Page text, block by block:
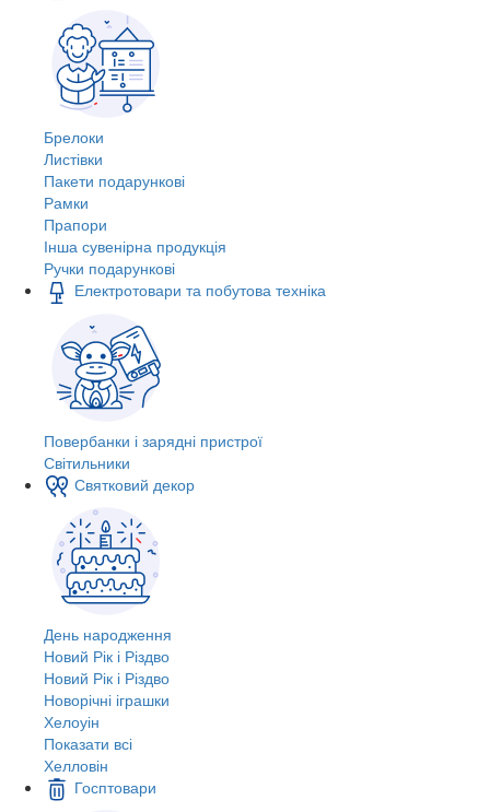
Брелоки
Листівки
Пакети подарункові
Рамки
Прапори
Інша сувенірна продукція
Ручки подарункові
Електротовари та побутова техніка
Повербанки і зарядні пристрої
Світильники
Святковий декор
День народження
Новий Рік і Різдво
Новий Рік і Різдво
Новорічні іграшки
Хелоуін
Показати всі
Хелловін
Госптовари